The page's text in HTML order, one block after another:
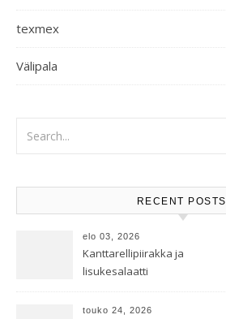
texmex
Välipala
RECENT POSTS
elo 03, 2026
Kanttarellipiirakka ja
lisukesalaatti
touko 24, 2026